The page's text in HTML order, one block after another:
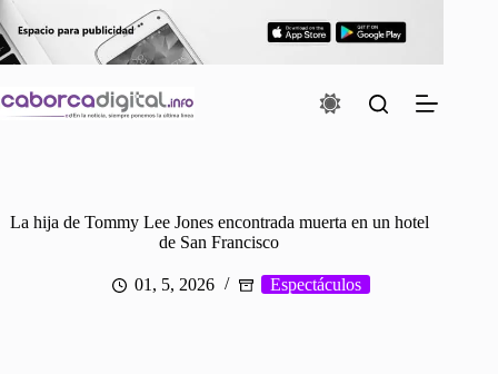
Saltar
al
contenido
La hija de Tommy Lee Jones encontrada muerta en un hotel
de San Francisco
01, 5, 2026 Espectáculos